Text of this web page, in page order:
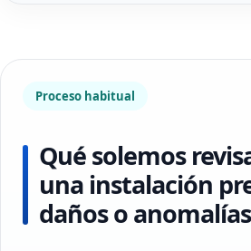
Proceso habitual
Qué solemos
una instalación
daños o anomalías